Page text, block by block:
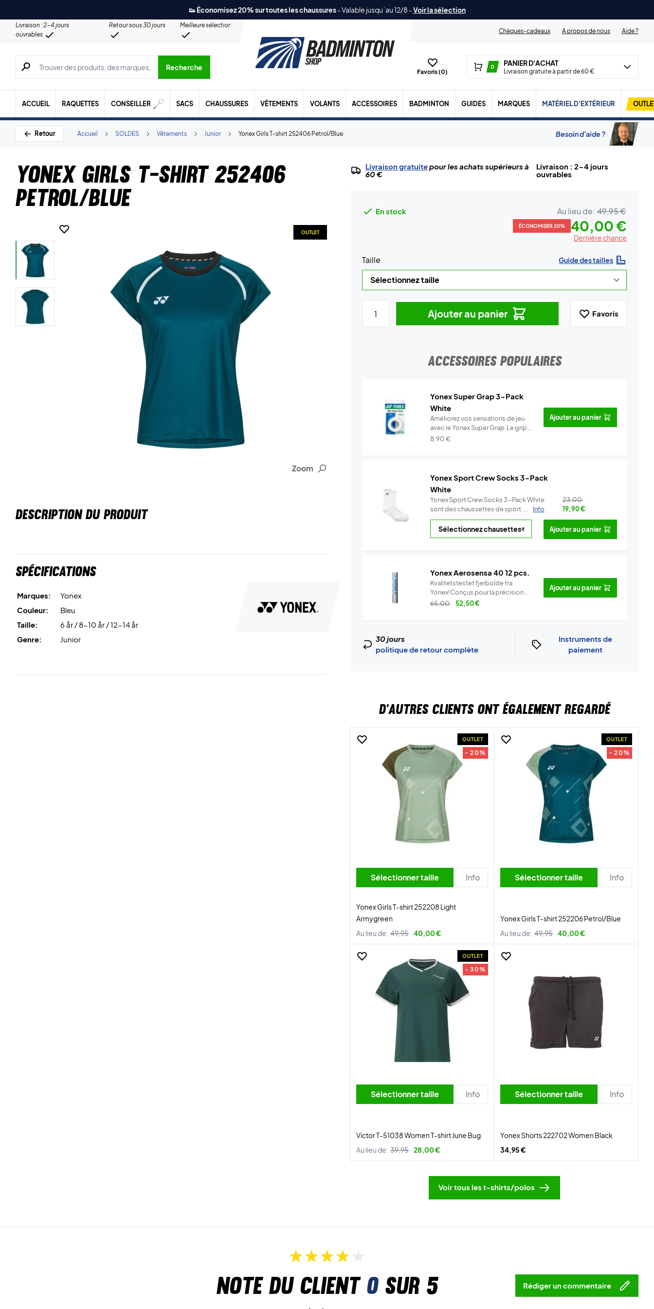
👟 Économisez 20% sur toutes les chaussures-Valable jusqu´au 12/8 -Voir la sélection
Livraison : 2-4 jours
ouvrables
Retour sous 30 jours
Meilleure sélection
Chèques-cadeaux
A propos de nous Aide ?
Recherche de produits, de marques, etc.
Recherche
Favoris (0)
0 PANIER D'ACHAT
Livraison gratuite à partir de 60 €
ACCUEIL RAQUETTES CONSEILLER SACS CHAUSSURES VÊTEMENTS VOLANTS ACCESSOIRES BADMINTON GUIDES MARQUES MATÉRIEL D'EXTÉRIEUR
Retour Yonex Girls T-shirt 252406 Petrol/Blue
Junior
Vêtements
SOLDES
Accueil Besoin d'aide ?
Yonex Girls T-shirt 252406
Petrol/Blue
Zoom
OUTLET
DESCRIPTION DU PRODUIT
Spécifications
Marques:
Yonex
Couleur:
Bleu
Taille:
6 år / 8-10 år / 12-14 år
Genre:
Junior
Livraison gratuitepour les achats supérieurs à
60 €
Livraison : 2-4 jours
ouvrables
En stock Au lieu de: 49,95 €
ÉCONOMISER 20% 40,00 €
Dernière chance
Taille Guide des tailles
Ajouter au panier Favoris
ACCESSOIRES POPULAIRES
Yonex Super Grap 3-Pack
White
Améliorez vos sensations de jeu
avec le Yonex Super Grap.Le grip
... Info
8,90€
Ajouter au panier
Yonex Sport Crew Socks 3-Pack
White
Yonex Sport Crew Socks 3-Pack White
sont des chaussettes de sport ...
Info
23,00
19,90€
Ajouter au panier
Yonex Aerosensa 40 12 pcs.
Kvalitetstestet fjerbolde fra
Yonex!Conçus pour la précision
–...
Info
65,00 52,50€
Ajouter au panier
30 jours
politique de retour complète
Instruments de
paiement
D'AUTRES CLIENTS ONT ÉGALEMENT REGARDÉ
OUTLET
- 20%
Sélectionner taille Info
Yonex Girls T-shirt 252208 Light
Armygreen
Au lieu de: 49,95 40,00 €
OUTLET
- 20%
Sélectionner taille Info
Yonex Girls T-shirt 252206 Petrol/Blue
Au lieu de: 49,95 40,00 €
OUTLET
- 30%
Sélectionner taille Info
Victor T-51038 Women T-shirt June Bug
Au lieu de: 39,95 28,00 €
Sélectionner taille Info
Yonex Shorts 222702 Women Black
34,95 €
Voir tous les t-shirts/polos
Note du client 0sur 5 Rédiger un commentaire